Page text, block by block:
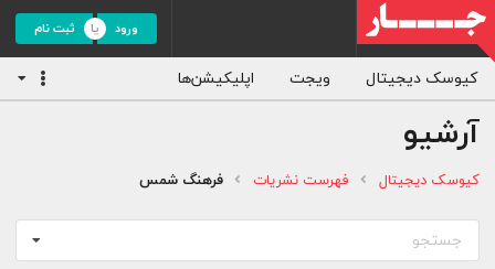
ورود ثبت نام
کیوسک دیجیتال ویجت اپلیکیشن‌ها
آرشیو
کیوسک دیجیتال فهرست نشریات فرهنگ شمس
جستجو